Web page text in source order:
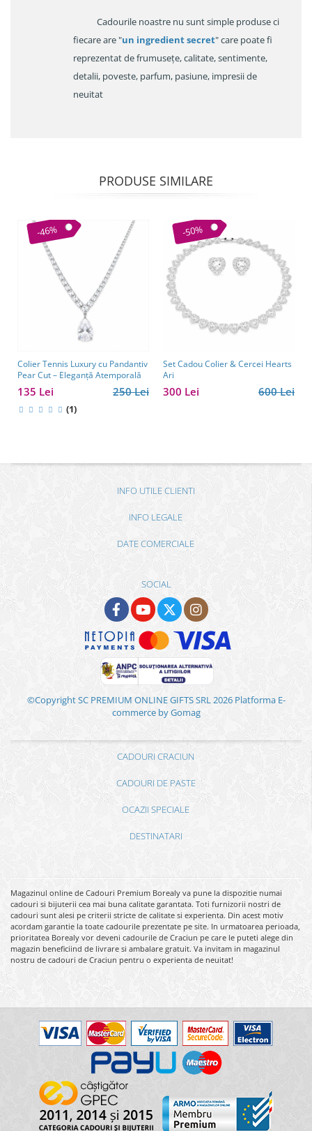
Cadourile noastre nu sunt simple produse ci
fiecare are "un ingredient secret" care poate fi
reprezentat de frumusețe, calitate, sentimente,
detalii, poveste, parfum, pasiune, impresii de
neuitat
PRODUSE SIMILARE
-46%
Colier Tennis Luxury cu Pandantiv
Pear Cut – Eleganță Atemporală
250 Lei
135 Lei
(1)
-50%
Set Cadou Colier & Cercei Hearts
Ari
600 Lei
300 Lei
INFO UTILE CLIENTI
INFO LEGALE
DATE COMERCIALE
SOCIAL
©Copyright SC PREMIUM ONLINE GIFTS SRL 2026 Platforma E-
commerce by Gomag
CADOURI CRACIUN
CADOURI DE PASTE
OCAZII SPECIALE
DESTINATARI
Magazinul online de Cadouri Premium Borealy va pune la dispozitie numai
cadouri si bijuterii cea mai buna calitate garantata. Toti furnizorii nostri de
cadouri sunt alesi pe criterii stricte de calitate si experienta. Din acest motiv
acordam garantie la toate cadourile prezentate pe site. In urmatoarea perioada,
prioritatea Borealy vor deveni cadourile de Craciun pe care le puteti alege din
magazin beneficiind de livrare si ambalare gratuit. Va invitam in magazinul
nostru de cadouri de Craciun pentru o experienta de neuitat!